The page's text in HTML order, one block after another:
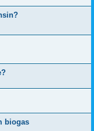
biogas